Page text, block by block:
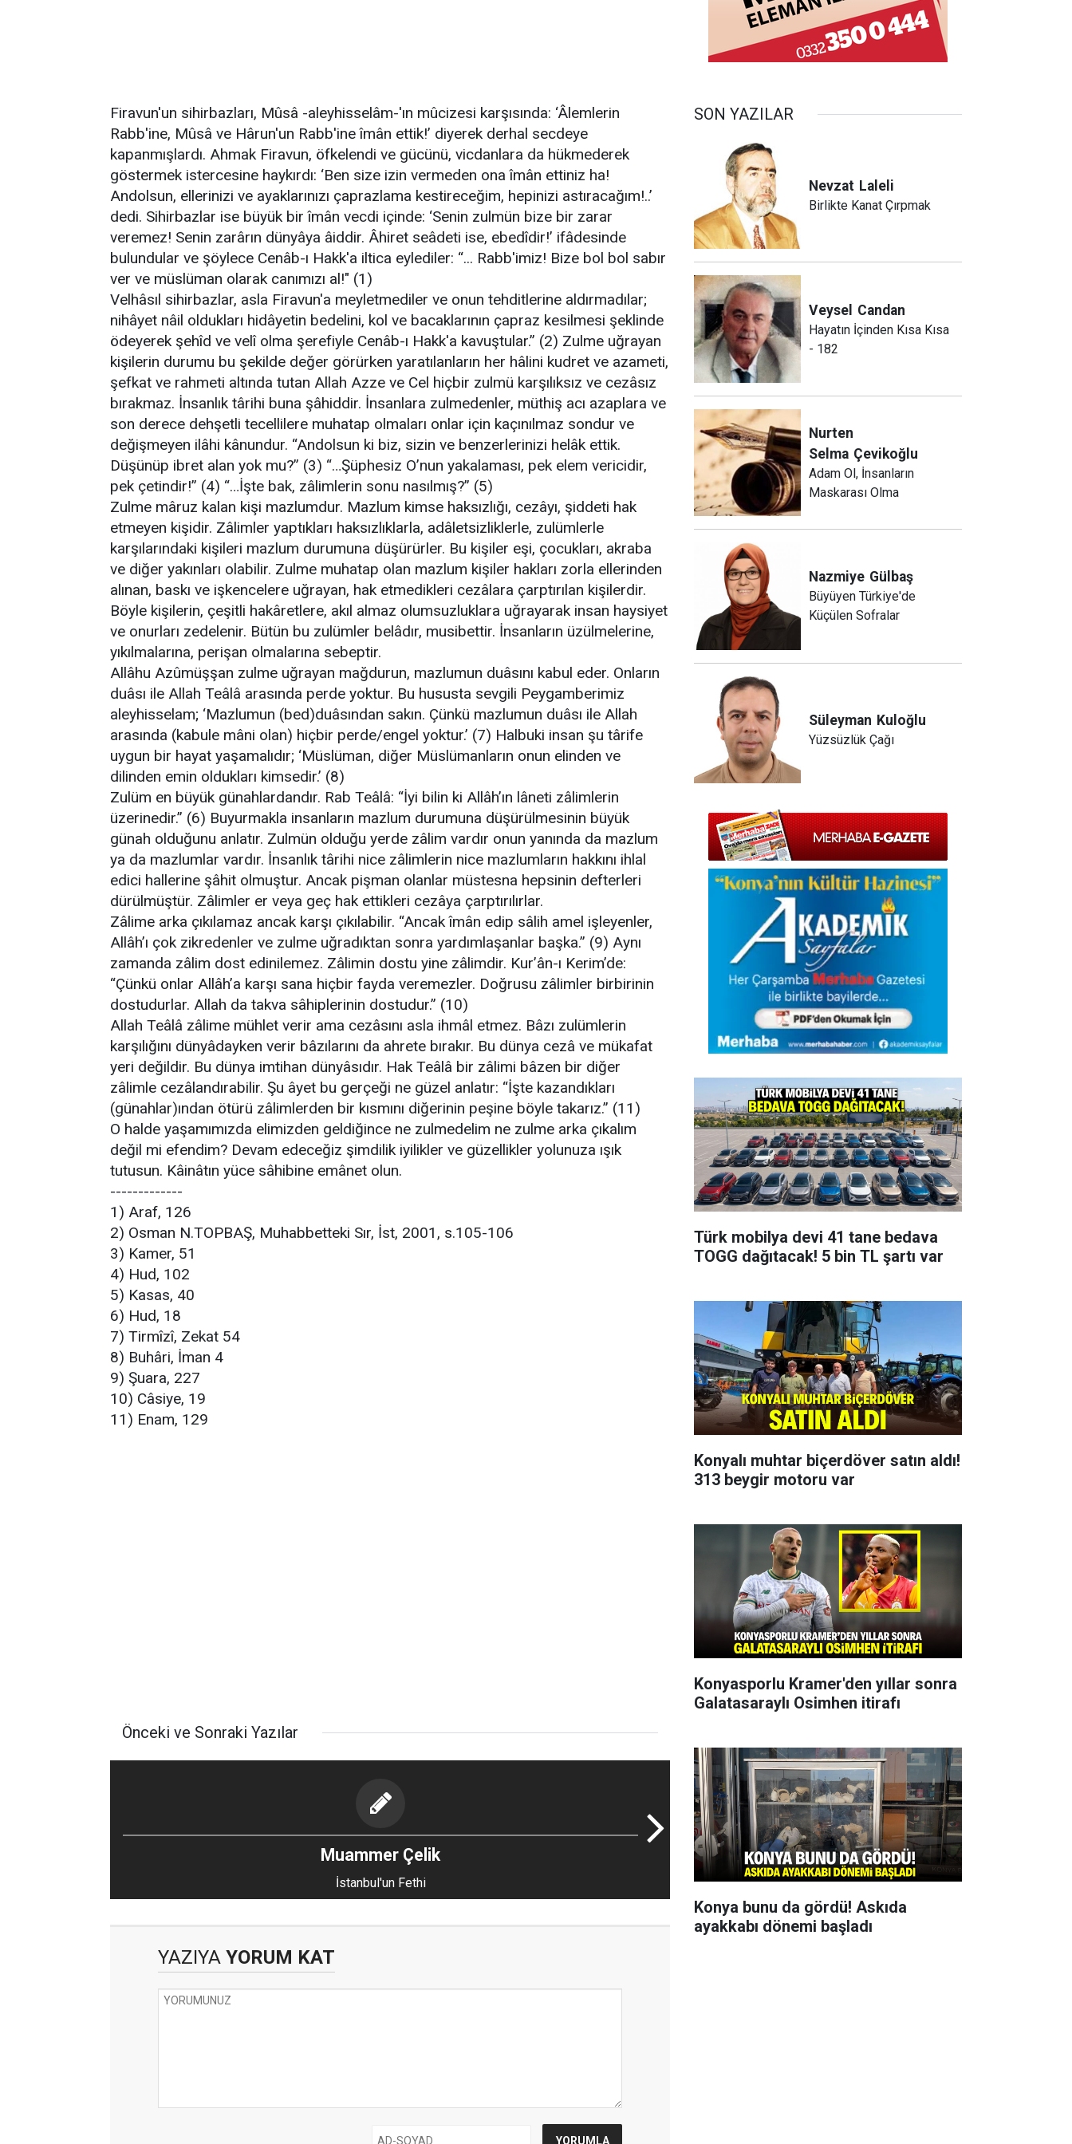
Firavun'un sihirbazları, Mûsâ -aleyhisselâm-'ın mûcizesi karşısında: ‘Âlemlerin
Rabb'ine, Mûsâ ve Hârun'un Rabb'ine îmân ettik!’ diyerek derhal secdeye
kapanmışlardı. Ahmak Firavun, öfkelendi ve gücünü, vicdanlara da hükmederek
göstermek istercesine haykırdı: ‘Ben size izin vermeden ona îmân ettiniz ha!
Andolsun, ellerinizi ve ayaklarınızı çaprazlama kestireceğim, hepinizi astıracağım!..’
dedi. Sihirbazlar ise büyük bir îmân vecdi içinde: ‘Senin zulmün bize bir zarar
veremez! Senin zarârın dünyâya âiddir. Âhiret seâdeti ise, ebedîdir!’ ifâdesinde
bulundular ve şöylece Cenâb-ı Hakk'a iltica eylediler: “... Rabb'imiz! Bize bol bol sabır
ver ve müslüman olarak canımızı al!" (1)
Velhâsıl sihirbazlar, asla Firavun'a meyletmediler ve onun tehditlerine aldırmadılar;
nihâyet nâil oldukları hidâyetin bedelini, kol ve bacaklarının çapraz kesilmesi şeklinde
ödeyerek şehîd ve velî olma şerefiyle Cenâb-ı Hakk'a kavuştular.” (2) Zulme uğrayan
kişilerin durumu bu şekilde değer görürken yaratılanların her hâlini kudret ve azameti,
şefkat ve rahmeti altında tutan Allah Azze ve Cel hiçbir zulmü karşılıksız ve cezâsız
bırakmaz. İnsanlık târihi buna şâhiddir. İnsanlara zulmedenler, müthiş acı azaplara ve
son derece dehşetli tecellilere muhatap olmaları onlar için kaçınılmaz sondur ve
değişmeyen ilâhi kânundur. “Andolsun ki biz, sizin ve benzerlerinizi helâk ettik.
Düşünüp ibret alan yok mu?” (3) “…Şüphesiz O’nun yakalaması, pek elem vericidir,
pek çetindir!” (4) “…İşte bak, zâlimlerin sonu nasılmış?” (5)
Zulme mâruz kalan kişi mazlumdur. Mazlum kimse haksızlığı, cezâyı, şiddeti hak
etmeyen kişidir. Zâlimler yaptıkları haksızlıklarla, adâletsizliklerle, zulümlerle
karşılarındaki kişileri mazlum durumuna düşürürler. Bu kişiler eşi, çocukları, akraba
ve diğer yakınları olabilir. Zulme muhatap olan mazlum kişiler hakları zorla ellerinden
alınan, baskı ve işkencelere uğrayan, hak etmedikleri cezâlara çarptırılan kişilerdir.
Böyle kişilerin, çeşitli hakâretlere, akıl almaz olumsuzluklara uğrayarak insan haysiyet
ve onurları zedelenir. Bütün bu zulümler belâdır, musibettir. İnsanların üzülmelerine,
yıkılmalarına, perişan olmalarına sebeptir.
Allâhu Azûmüşşan zulme uğrayan mağdurun, mazlumun duâsını kabul eder. Onların
duâsı ile Allah Teâlâ arasında perde yoktur. Bu hususta sevgili Peygamberimiz
aleyhisselam; ‘Mazlumun (bed)duâsından sakın. Çünkü mazlumun duâsı ile Allah
arasında (kabule mâni olan) hiçbir perde/engel yoktur.’ (7) Halbuki insan şu târife
uygun bir hayat yaşamalıdır; ‘Müslüman, diğer Müslümanların onun elinden ve
dilinden emin oldukları kimsedir.’ (8)
Zulüm en büyük günahlardandır. Rab Teâlâ: “İyi bilin ki Allâh’ın lâneti zâlimlerin
üzerinedir.” (6) Buyurmakla insanların mazlum durumuna düşürülmesinin büyük
günah olduğunu anlatır. Zulmün olduğu yerde zâlim vardır onun yanında da mazlum
ya da mazlumlar vardır. İnsanlık târihi nice zâlimlerin nice mazlumların hakkını ihlal
edici hallerine şâhit olmuştur. Ancak pişman olanlar müstesna hepsinin defterleri
dürülmüştür. Zâlimler er veya geç hak ettikleri cezâya çarptırılırlar.
Zâlime arka çıkılamaz ancak karşı çıkılabilir. “Ancak îmân edip sâlih amel işleyenler,
Allâh’ı çok zikredenler ve zulme uğradıktan sonra yardımlaşanlar başka.” (9) Aynı
zamanda zâlim dost edinilemez. Zâlimin dostu yine zâlimdir. Kur’ân-ı Kerim’de:
“Çünkü onlar Allâh’a karşı sana hiçbir fayda veremezler. Doğrusu zâlimler birbirinin
dostudurlar. Allah da takva sâhiplerinin dostudur.” (10)
Allah Teâlâ zâlime mühlet verir ama cezâsını asla ihmâl etmez. Bâzı zulümlerin
karşılığını dünyâdayken verir bâzılarını da ahrete bırakır. Bu dünya cezâ ve mükafat
yeri değildir. Bu dünya imtihan dünyâsıdır. Hak Teâlâ bir zâlimi bâzen bir diğer
zâlimle cezâlandırabilir. Şu âyet bu gerçeği ne güzel anlatır: “İşte kazandıkları
(günahlar)ından ötürü zâlimlerden bir kısmını diğerinin peşine böyle takarız.” (11)
O halde yaşamımızda elimizden geldiğince ne zulmedelim ne zulme arka çıkalım
değil mi efendim? Devam edeceğiz şimdilik iyilikler ve güzellikler yolunuza ışık
tutusun. Kâinâtın yüce sâhibine emânet olun.
-------------
1) Araf, 126
2) Osman N.TOPBAŞ, Muhabbetteki Sır, İst, 2001, s.105-106
3) Kamer, 51
4) Hud, 102
5) Kasas, 40
6) Hud, 18
7) Tirmîzî, Zekat 54
8) Buhâri, İman 4
9) Şuara, 227
10) Câsiye, 19
11) Enam, 129
Önceki ve Sonraki Yazılar
Muammer Çelik
İstanbul'un Fethi
YAZIYA YORUM KAT
SON YAZILAR
Nevzat Laleli
Birlikte Kanat Çırpmak
Veysel Candan
Hayatın İçinden Kısa Kısa
- 182
Nurten
Selma Çevikoğlu
Adam Ol, İnsanların
Maskarası Olma
Nazmiye Gülbaş
Büyüyen Türkiye'de
Küçülen Sofralar
Süleyman Kuloğlu
Yüzsüzlük Çağı
Türk mobilya devi 41 tane bedava
TOGG dağıtacak! 5 bin TL şartı var
Konyalı muhtar biçerdöver satın aldı!
313 beygir motoru var
Konyasporlu Kramer'den yıllar sonra
Galatasaraylı Osimhen itirafı
Konya bunu da gördü! Askıda
ayakkabı dönemi başladı